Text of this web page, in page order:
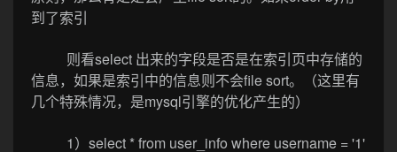
到了索引
则看select 出来的字段是否是在索引页中存储的
信息，如果是索引中的信息则不会file sort。（这里有
几个特殊情况，是mysql引擎的优化产生的）
1）select * from user_info where username = '1'